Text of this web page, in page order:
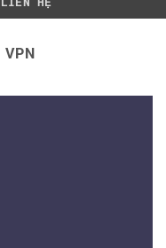
VPN